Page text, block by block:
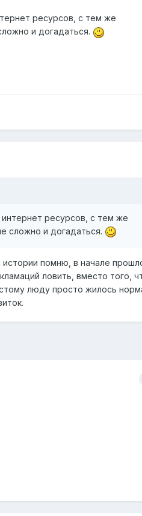
ресурсов, с тем же
и догадаться.
ресурсов, с тем же
сложно и догадаться.
помню, в начале
ловить, вместо того,
люду просто жилось